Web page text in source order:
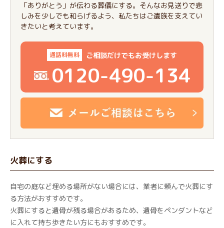
「ありがとう」が伝わる葬儀にする。そんなお見送りで悲
しみを少しでも和らげるよう、私たちはご遺族を支えてい
きたいと考えています。
通話料無料 ご相談だけでもお受けします
0120-490-134
火葬にする
自宅の庭など埋める場所がない場合には、業者に頼んで火葬にす
る方法がおすすめです。
火葬にすると遺骨が残る場合があるため、遺骨をペンダントなど
に入れて持ち歩きたい方にもおすすめです。